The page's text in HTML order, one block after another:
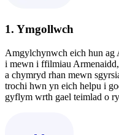
1. Ymgollwch
Amgylchynwch eich hun ag
i mewn i ffilmiau
a chymryd rhan mewn
trochi hwn yn eich helpu i
gyflym wrth gael teimlad o